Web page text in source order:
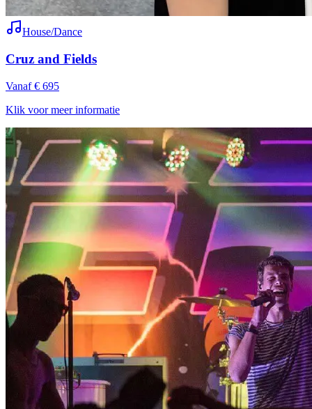
House/Dance
Cruz and Fields
Vanaf € 695
Klik voor meer informatie